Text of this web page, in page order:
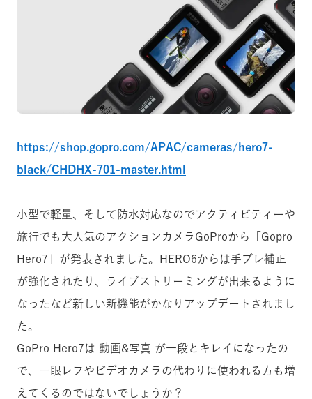
https://shop.gopro.com/APAC/cameras/hero7-
black/CHDHX-701-master.html
小型で軽量、そして防水対応なのでアクティビティーや
旅行でも大人気のアクションカメラGoProから「Gopro
Hero7」が発表されました。HERO6からは手ブレ補正
が強化されたり、ライブストリーミングが出来るように
なったなど新しい新機能がかなりアップデートされまし
た。
GoPro Hero7は 動画&写真 が一段とキレイになったの
で、一眼レフやビデオカメラの代わりに使われる方も増
えてくるのではないでしょうか？